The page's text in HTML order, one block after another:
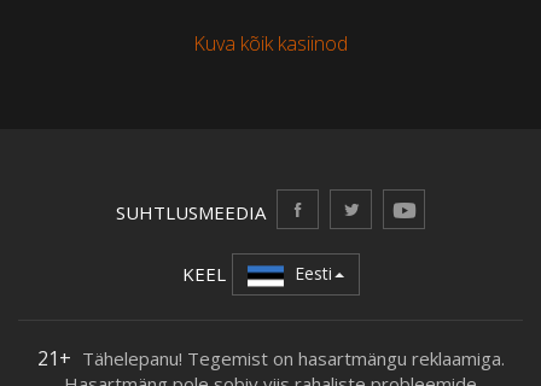
Kuva kõik kasiinod
SUHTLUSMEEDIA
KEEL Eesti
21+ Tähelepanu! Tegemist on hasartmängu reklaamiga.